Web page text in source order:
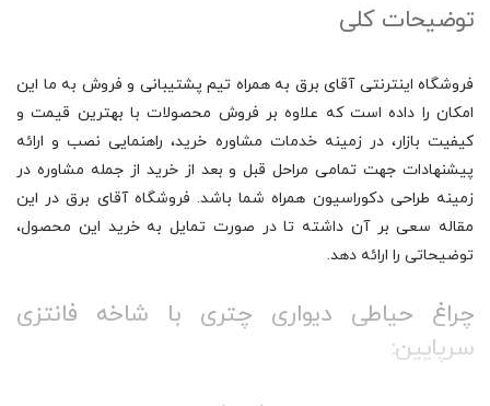
توضیحات کلی
فروشگاه اینترنتی آقای برق به همراه تیم پشتیبانی و فروش به ما این
امکان را داده است که علاوه بر فروش محصولات با بهترین قیمت و
کیفیت بازار، در زمینه خدمات مشاوره خرید، راهنمایی نصب و ارائه
پیشنهادات جهت تمامی مراحل قبل و بعد از خرید از جمله مشاوره در
زمینه طراحی دکوراسیون همراه شما باشد. فروشگاه آقای برق در این
مقاله سعی بر آن داشته تا در صورت تمایل به خرید این محصول،
توضیحاتی را ارائه دهد.
چراغ حیاطی دیواری چتری با شاخه فانتزی
سرپایین: